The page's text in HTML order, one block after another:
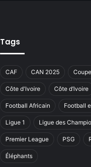
Tags
CAF CAN 2025
Côte d'Ivoire Côte d’Ivoire
Football Africain Football
Ligue 1 Ligue des
Premier League PSG
Éléphants